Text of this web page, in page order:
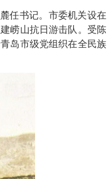
任书记。市委机关设在
崂山抗日游击队。受陈
岛市级党组织在全民族